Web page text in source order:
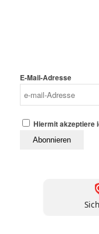
E-Mail-Adresse
Hiermit akzeptiere